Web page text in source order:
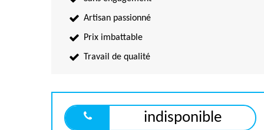
Artisan passionné
Prix imbattable
Travail de qualité
indisponible